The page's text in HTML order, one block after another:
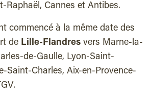
Raphaël, Cannes et Antibes.
commencé à la même date des
de Lille-Flandres vers Marne-la-
de-Gaulle, Lyon-Saint-
Saint-Charles, Aix-en-Provence-